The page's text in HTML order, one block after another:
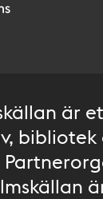
är
bibliotek